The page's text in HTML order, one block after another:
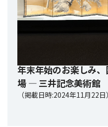
年末年始のお楽しみ
場 ― 三井記念美術館
（掲載日時:2024年11月22日）